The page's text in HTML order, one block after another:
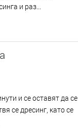
и раз...
и се оставят да се
се дресинг, като се